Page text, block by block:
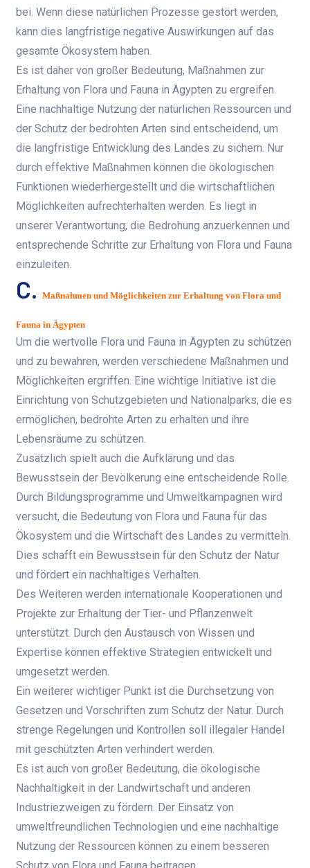
bei. Wenn diese natürlichen Prozesse gestört werden,
kann dies langfristige negative Auswirkungen auf das
gesamte Ökosystem haben.
Es ist daher von großer Bedeutung, Maßnahmen zur
Erhaltung von Flora und Fauna in Ägypten zu ergreifen.
Eine nachhaltige Nutzung der natürlichen Ressourcen und
der Schutz der bedrohten Arten sind entscheidend, um
die langfristige Entwicklung des Landes zu sichern. Nur
durch effektive Maßnahmen können die ökologischen
Funktionen wiederhergestellt und die wirtschaftlichen
Möglichkeiten aufrechterhalten werden. Es liegt in
unserer Verantwortung, die Bedrohung anzuerkennen und
entsprechende Schritte zur Erhaltung von Flora und Fauna
einzuleiten.
C.Maßnahmen und Möglichkeiten zur Erhaltung von Flora und
Fauna in Ägypten
Um die wertvolle Flora und Fauna in Ägypten zu schützen
und zu bewahren, werden verschiedene Maßnahmen und
Möglichkeiten ergriffen. Eine wichtige Initiative ist die
Einrichtung von Schutzgebieten und Nationalparks, die es
ermöglichen, bedrohte Arten zu erhalten und ihre
Lebensräume zu schützen.
Zusätzlich spielt auch die Aufklärung und das
Bewusstsein der Bevölkerung eine entscheidende Rolle.
Durch Bildungsprogramme und Umweltkampagnen wird
versucht, die Bedeutung von Flora und Fauna für das
Ökosystem und die Wirtschaft des Landes zu vermitteln.
Dies schafft ein Bewusstsein für den Schutz der Natur
und fördert ein nachhaltiges Verhalten.
Des Weiteren werden internationale Kooperationen und
Projekte zur Erhaltung der Tier- und Pflanzenwelt
unterstützt. Durch den Austausch von Wissen und
Expertise können effektive Strategien entwickelt und
umgesetzt werden.
Ein weiterer wichtiger Punkt ist die Durchsetzung von
Gesetzen und Vorschriften zum Schutz der Natur. Durch
strenge Regelungen und Kontrollen soll illegaler Handel
mit geschützten Arten verhindert werden.
Es ist auch von großer Bedeutung, die ökologische
Nachhaltigkeit in der Landwirtschaft und anderen
Industriezweigen zu fördern. Der Einsatz von
umweltfreundlichen Technologien und eine nachhaltige
Nutzung der Ressourcen können zu einem besseren